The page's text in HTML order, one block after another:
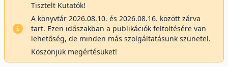
Tisztelt Kutatók!
A könyvtár 2026.08.10. és 2026.08.16. között zárva
tart. Ezen időszakban a publikációk feltöltésére van
lehetőség, de minden más szolgáltatásunk szünetel.
Köszönjük megértésüket!